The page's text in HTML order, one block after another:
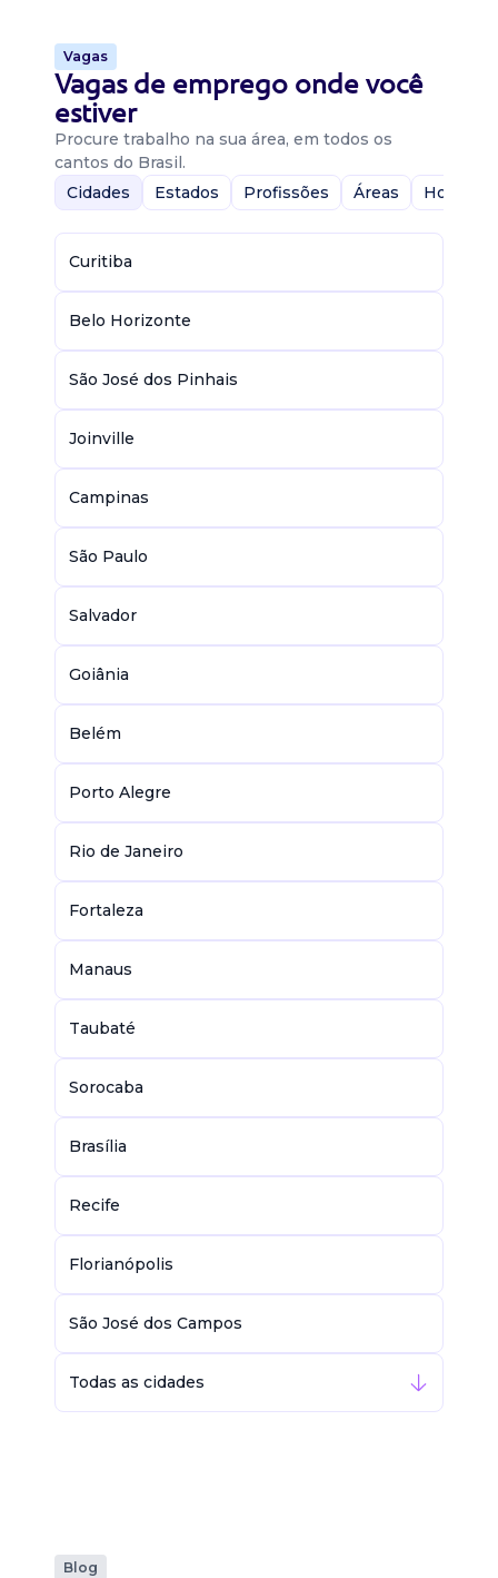
Vagas
Vagas de emprego onde você
estiver
Procure trabalho na sua área, em todos os
cantos do Brasil.
Cidades
Estados Profissões Áreas Home-
Curitiba
Belo Horizonte
São José dos Pinhais
Joinville
Campinas
São Paulo
Salvador
Goiânia
Belém
Porto Alegre
Rio de Janeiro
Fortaleza
Manaus
Taubaté
Sorocaba
Brasília
Recife
Florianópolis
São José dos Campos
Todas as cidades
Blog